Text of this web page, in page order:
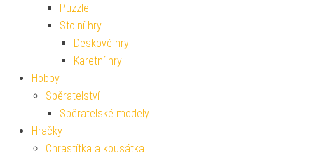
Puzzle
Stolní hry
Deskové hry
Karetní hry
Hobby
Sběratelství
Sběratelské modely
Hračky
Chrastítka a kousátka